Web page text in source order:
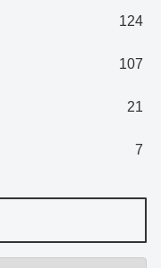
124
107
21
7